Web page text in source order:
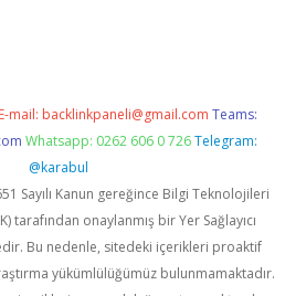
E-mail: backlinkpaneli@gmail.com Teams:
Whatsapp: 0262 606 0 726 Telegram:
@karabul
Sayılı Kanun gereğince Bilgi Teknolojileri
tarafından onaylanmış bir Yer Sağlayıcı
Bu nedenle, sitedeki içerikleri proaktif
yükümlülüğümüz bulunmamaktadır.